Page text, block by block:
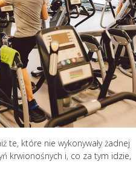
te, które nie wykonywały żadnej
krwionośnych i, co za tym idzie,
Jak uniknąć wypalenia
zawodowego? 10
skutecznych strategii